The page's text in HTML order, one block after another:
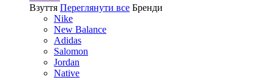
Взуття Переглянути все Бренди
Nike
New Balance
Adidas
Salomon
Jordan
Native